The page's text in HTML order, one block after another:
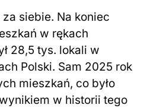
siebie. Na koniec
w rękach
28,5 tys. lokali w
Polski. Sam 2025 rok
mieszkań, co było
w historii tego